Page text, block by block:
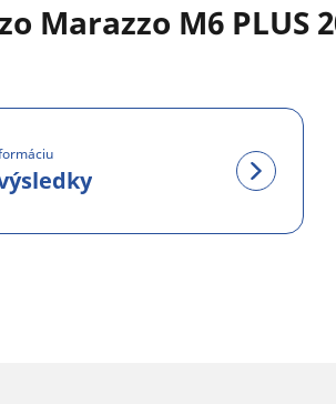
Marazzo M6 PLUS